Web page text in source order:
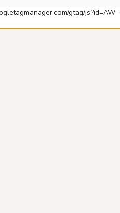
gtag/js?id=AW-